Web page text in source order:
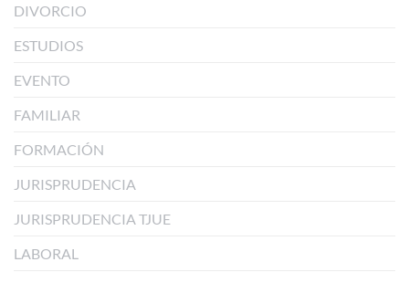
DIVORCIO
ESTUDIOS
EVENTO
FAMILIAR
FORMACIÓN
JURISPRUDENCIA
JURISPRUDENCIA TJUE
LABORAL